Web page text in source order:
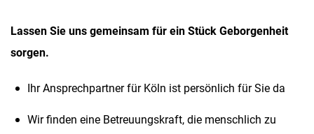
Lassen Sie uns gemeinsam für ein Stück Geborgenheit
sorgen.
Ihr Ansprechpartner für Köln ist persönlich für Sie da
Wir finden eine Betreuungskraft, die menschlich zu